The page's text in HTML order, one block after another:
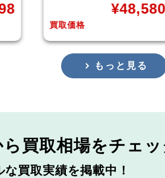
買取価格
¥
もっと見る
買取相場をチェ
な買取実績を掲載中！